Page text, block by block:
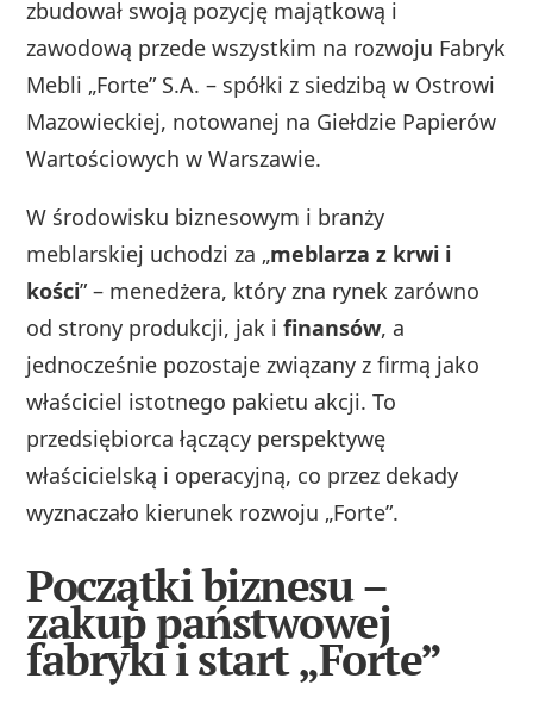
zbudował swoją pozycję majątkową i
zawodową przede wszystkim na rozwoju Fabryk
Mebli „Forte” S.A. – spółki z siedzibą w Ostrowi
Mazowieckiej, notowanej na Giełdzie Papierów
Wartościowych w Warszawie.
W środowisku biznesowym i branży
meblarskiej uchodzi za „meblarza z krwi i
kości” – menedżera, który zna rynek zarówno
od strony produkcji, jak ifinansów, a
jednocześnie pozostaje związany z firmą jako
właściciel istotnego pakietu akcji. To
przedsiębiorca łączący perspektywę
właścicielską i operacyjną, co przez dekady
wyznaczało kierunek rozwoju „Forte”.
Początki biznesu –
zakup państwowej
fabryki i start „Forte”